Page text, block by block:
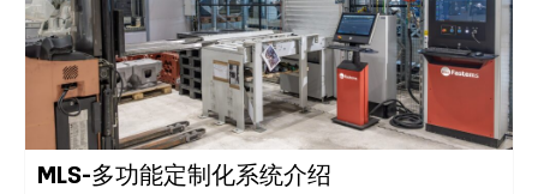
MLS-多功能定制化系统介绍